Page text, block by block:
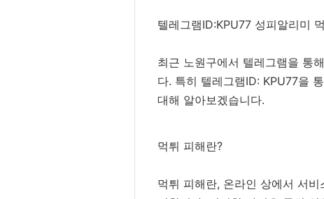
텔레그램ID:KPU77 성피알리미
최근 노원구에서 텔레그램을 통
다. 특히 텔레그램ID: KPU77을
대해 알아보겠습니다.
먹튀 피해란?
먹튀 피해란, 온라인 상에서 서